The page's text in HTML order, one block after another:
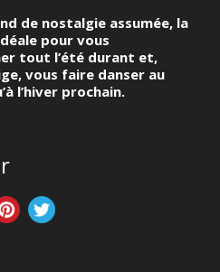
de nostalgie assumée, la
pour vous
tout l’été durant et,
vous faire danser au
l’hiver prochain.